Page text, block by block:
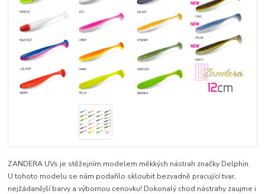
ZANDERA UVs je stěžejním modelem měkkých nástrah značky Delphin.
U tohoto modelu se nám podařilo skloubit bezvadně pracující tvar,
nejžádanější barvy a výbornou cenovku! Dokonalý chod nástrahy zaujme i